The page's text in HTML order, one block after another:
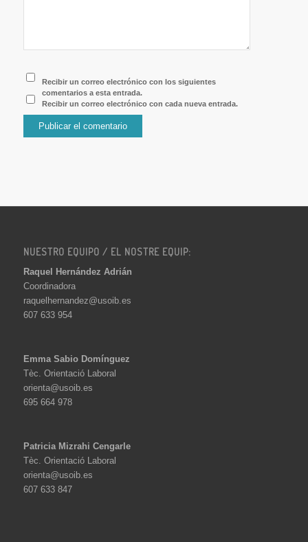
Recibir un correo electrónico con los siguientes
comentarios a esta entrada.
Recibir un correo electrónico con cada nueva entrada.
NUESTRO EQUIPO / EL NOSTRE EQUIP:
Raquel Hernández Adrián
Coordinadora
raquelhernandez@usoib.es
607 633 954
Emma Sabio Domínguez
Tèc. Orientació Laboral
orienta@usoib.es
695 664 978
Patricia Mizrahi Cengarle
Tèc. Orientació Laboral
orienta@usoib.es
607 633 847